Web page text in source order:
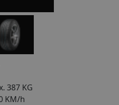
387 KG
KM/h